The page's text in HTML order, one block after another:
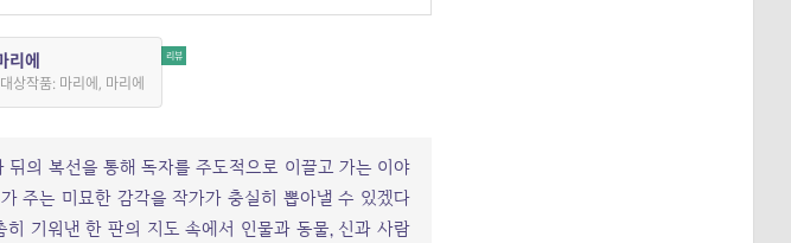
리에
대상작품: 마리에, 마리에
의 복선을 통해 독자를 주도적으로 이끌고 가는 이야
주는 미묘한 감각을 작가가 충실히 뽑아낼 수 있겠다
기워낸 한 판의 지도 속에서 인물과 동물, 신과 사람